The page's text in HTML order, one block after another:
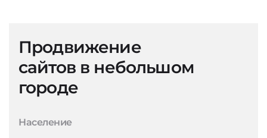
Продвижение
сайтов в небольшом
городе
Население